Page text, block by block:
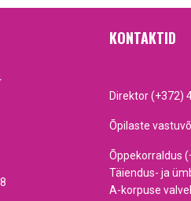
KONTAKTID
Direktor (+372)
Õpilaste
Õppekorraldus
Täiendus- ja
A-korpuse